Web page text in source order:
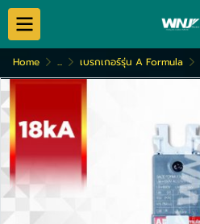
Home ... เบรกเกอร์รุ่น A Formula